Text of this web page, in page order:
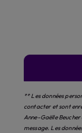
** Les données
contacter et sont
Anne-Gaëlle
message. Les